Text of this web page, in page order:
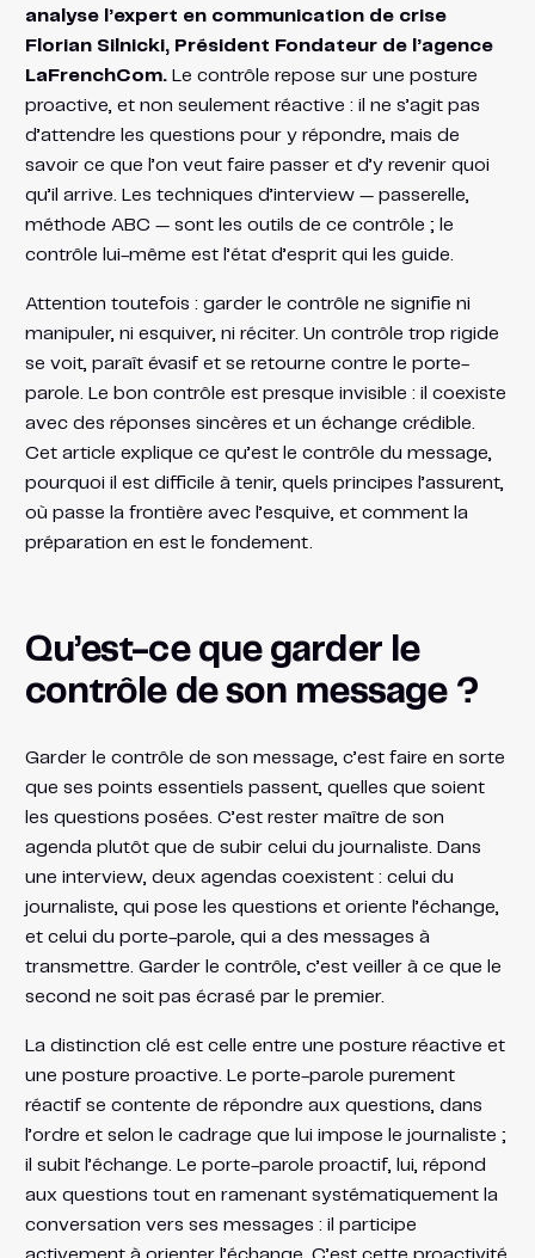
analyse l’expert en communication de crise
Florian Silnicki, Président Fondateur de l’agence
LaFrenchCom.Le contrôle repose sur une posture
proactive, et non seulement réactive : il ne s’agit pas
d’attendre les questions pour y répondre, mais de
savoir ce que l’on veut faire passer et d’y revenir quoi
qu’il arrive. Les techniques d’interview — passerelle,
méthode ABC — sont les outils de ce contrôle ; le
contrôle lui-même est l’état d’esprit qui les guide.
Attention toutefois : garder le contrôle ne signifie ni
manipuler, ni esquiver, ni réciter. Un contrôle trop rigide
se voit, paraît évasif et se retourne contre le porte-
parole. Le bon contrôle est presque invisible : il coexiste
avec des réponses sincères et un échange crédible.
Cet article explique ce qu’est le contrôle du message,
pourquoi il est difficile à tenir, quels principes l’assurent,
où passe la frontière avec l’esquive, et comment la
préparation en est le fondement.
Qu’est-ce que garder le
contrôle de son message ?
Garder le contrôle de son message, c’est faire en sorte
que ses points essentiels passent, quelles que soient
les questions posées. C’est rester maître de son
agenda plutôt que de subir celui du journaliste. Dans
une interview, deux agendas coexistent : celui du
journaliste, qui pose les questions et oriente l’échange,
et celui du porte-parole, qui a des messages à
transmettre. Garder le contrôle, c’est veiller à ce que le
second ne soit pas écrasé par le premier.
La distinction clé est celle entre une posture réactive et
une posture proactive. Le porte-parole purement
réactif se contente de répondre aux questions, dans
l’ordre et selon le cadrage que lui impose le journaliste ;
il subit l’échange. Le porte-parole proactif, lui, répond
aux questions tout en ramenant systématiquement la
conversation vers ses messages : il participe